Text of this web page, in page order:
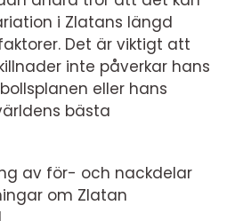
i Zlatans längd
Det är viktigt att
inte påverkar hans
eller hans
bästa
av för- och nackdelar
om Zlatan